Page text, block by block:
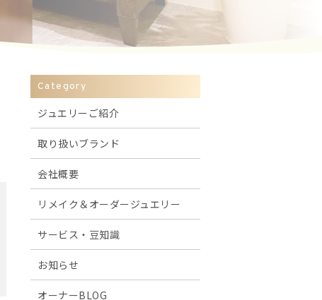
Category
ジュエリーご紹介
取り扱いブランド
会社概要
リメイク＆オーダージュエリー
サービス・豆知識
お知らせ
オーナーBLOG